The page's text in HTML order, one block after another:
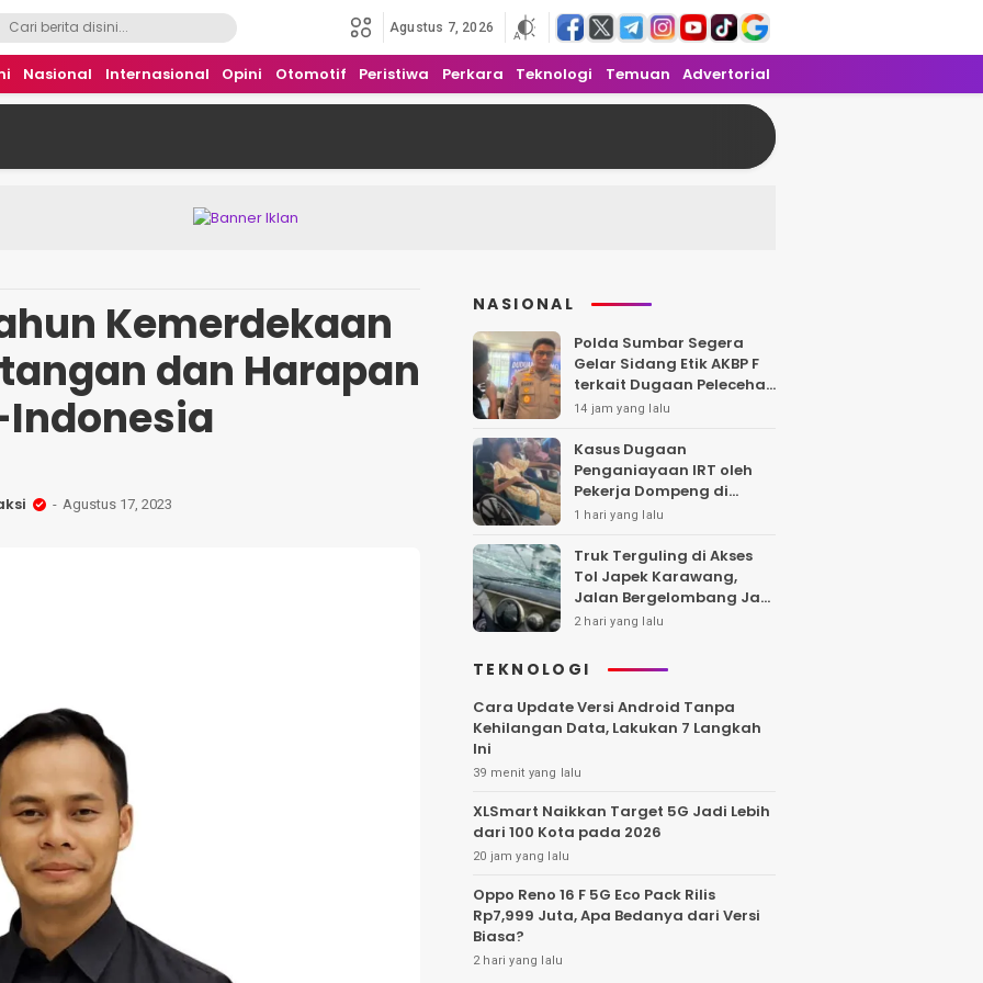
Agustus 7, 2026
Nasional Internasional Opini Otomotif Peristiwa Perkara Teknologi Temuan Advertorial
Kemerdekaan
dan Harapan
Agustus 17, 2023
NASIONAL
Polda Sumbar Segera
Gelar Sidang Etik AKBP F
terkait Dugaan Pelecehan
Polwan
14 jam yang lalu
Kasus Dugaan
Penganiayaan IRT oleh
Pekerja Dompeng di
Batanghari Jalan 7 Bulan,
Kepastian Hukum
1 hari yang lalu
Truk Terguling di Akses
Tol Japek Karawang,
Jalan Bergelombang Jadi
Sorotan
2 hari yang lalu
TEKNOLOGI
Cara Update Versi Android Tanpa
Kehilangan Data, Lakukan 7 Langkah
Ini
39 menit yang lalu
XLSmart Naikkan Target 5G Jadi Lebih
dari 100 Kota pada 2026
20 jam yang lalu
Oppo Reno 16 F 5G Eco Pack Rilis
Rp7,999 Juta, Apa Bedanya dari Versi
Biasa?
2 hari yang lalu